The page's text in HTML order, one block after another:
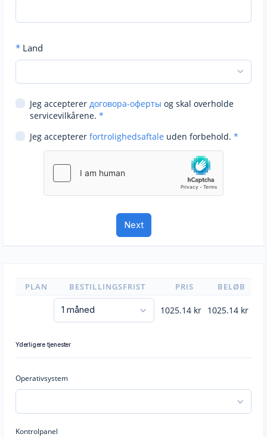
* Land
Jeg accepterer договора-оферты og skal overholde
servicevilkårene. *
Jeg accepterer fortrolighedsaftale uden forbehold. *
PLAN BESTILLINGSFRIST PRIS BELØB
1025.14 kr 1025.14 kr
Yderligere tjenester
Operativsystem
Kontrolpanel